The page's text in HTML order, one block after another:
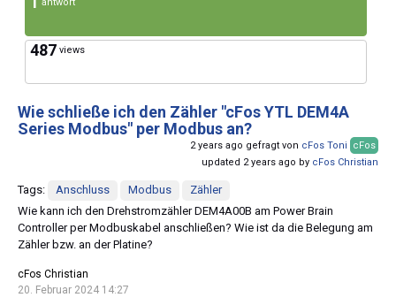
antwort
487 views
Wie schließe ich den Zähler "cFos YTL DEM4A
Series Modbus" per Modbus an?
2 years ago gefragt von cFos Toni
cFos
updated 2 years ago by cFos Christian
Tags: Anschluss Modbus
Zähler
Wie kann ich den Drehstromzähler DEM4A00B am Power Brain
Controller per Modbuskabel anschließen? Wie ist da die Belegung am
Zähler bzw. an der Platine?
cFos Christian
20. Februar 2024 14:27